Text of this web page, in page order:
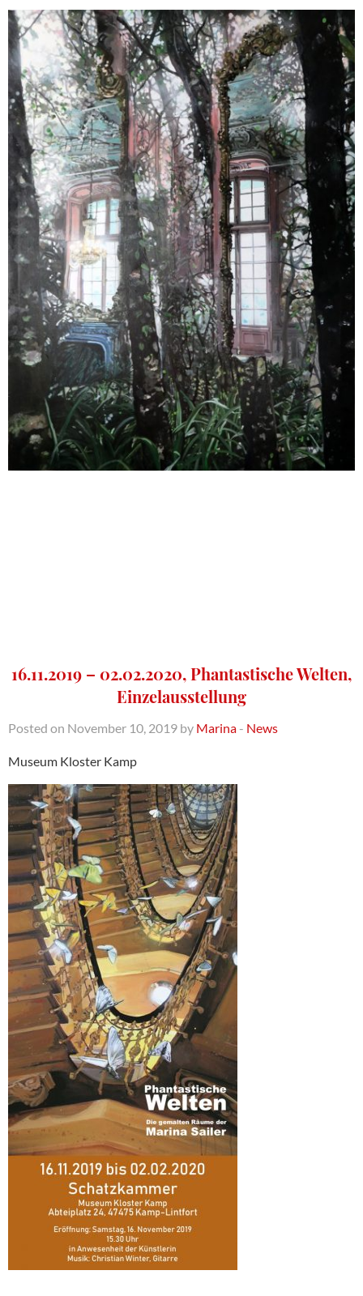
16.11.2019 – 02.02.2020, Phantastische Welten,
Einzelausstellung
Posted on November 10, 2019 by Marina - News
Museum Kloster Kamp